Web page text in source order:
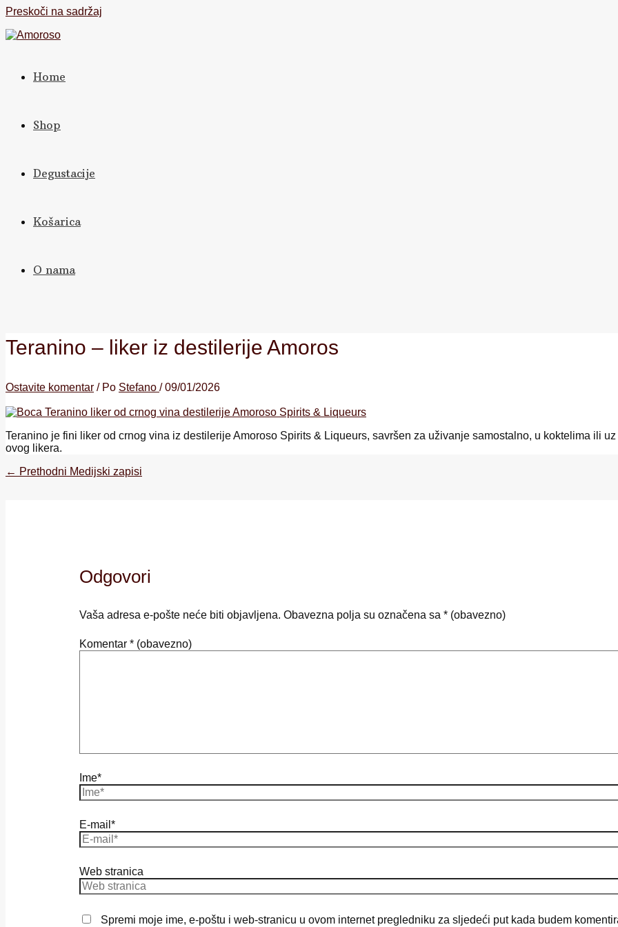
Preskoči na sadržaj
Home
Shop
Degustacije
Košarica
O nama
Teranino – liker iz destilerije Amoros
Ostavite komentar / Po Stefano /09/01/2026
Teranino je fini liker od crnog vina iz destilerije Amoroso Spirits & Liqueurs, savršen za uživanje samostalno, u koktelima ili
ovog likera.
← Prethodni Medijski zapisi
Odgovori
Vaša adresa e-pošte neće biti objavljena. Obavezna polja su označena sa * (obavezno)
Komentar * (obavezno)
Ime*
E-mail*
Web stranica
Spremi moje ime, e-poštu i web-stranicu u ovom internet pregledniku za sljedeći put kada budem